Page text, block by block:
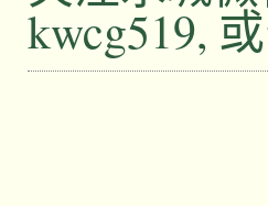
kwcg519,